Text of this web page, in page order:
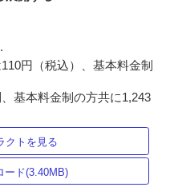
円（税込）、基本料金制
基本料金制の方共に1,243
クトを見る
ード(3.40MB)